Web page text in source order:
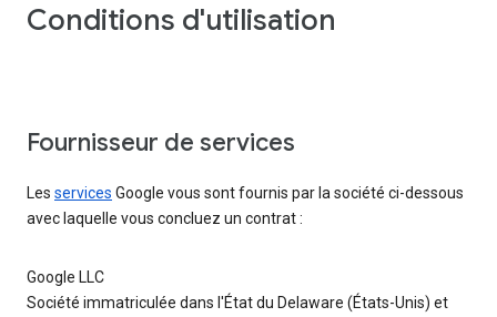
Conditions d'utilisation
Fournisseur de services
Les services Google vous sont fournis par la société ci-dessous
avec laquelle vous concluez un contrat :
Google LLC
Société immatriculée dans l'État du Delaware (États-Unis) et